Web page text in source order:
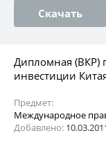
Скачать
Дипломная (ВКР)
инвестиции
Предмет:
Международное
Добавлено: